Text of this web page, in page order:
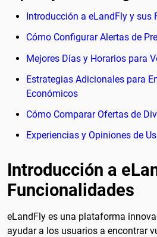
Introducción a eLandFly y sus
Cómo Configurar Alertas de
Mejores Días y Horarios para
Estrategias Adicionales para
Económicos
Cómo Comparar Ofertas de
Experiencias y Opiniones de
Introducción a
Funcionalidades
eLandFly es una plataforma
ayudar a los usuarios a encontrar